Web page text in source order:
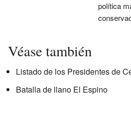
política
Véase también
Listado de los Presidentes de
Batalla de llano El Espino